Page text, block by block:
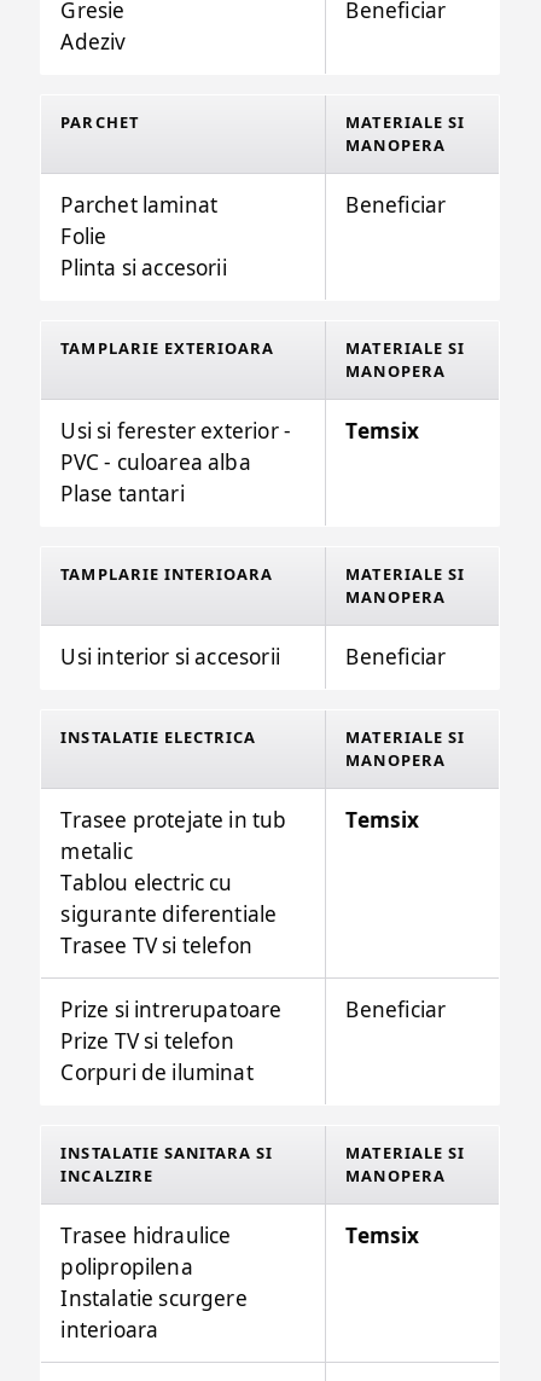
Gresie
Adeziv
Beneficiar
PARCHET
MATERIALE SI
MANOPERA
Parchet laminat
Folie
Plinta si accesorii
Beneficiar
TAMPLARIE EXTERIOARA
MATERIALE SI
MANOPERA
Usi si ferester exterior -
PVC - culoarea alba
Plase tantari
Temsix
TAMPLARIE INTERIOARA
MATERIALE SI
MANOPERA
Usi interior si accesorii Beneficiar
INSTALATIE ELECTRICA
MATERIALE SI
MANOPERA
Trasee protejate in tub
metalic
Tablou electric cu
sigurante diferentiale
Trasee TV si telefon
Temsix
Prize si intrerupatoare
Prize TV si telefon
Corpuri de iluminat
Beneficiar
INSTALATIE SANITARA SI
INCALZIRE
MATERIALE SI
MANOPERA
Trasee hidraulice
polipropilena
Instalatie scurgere
interioara
Temsix